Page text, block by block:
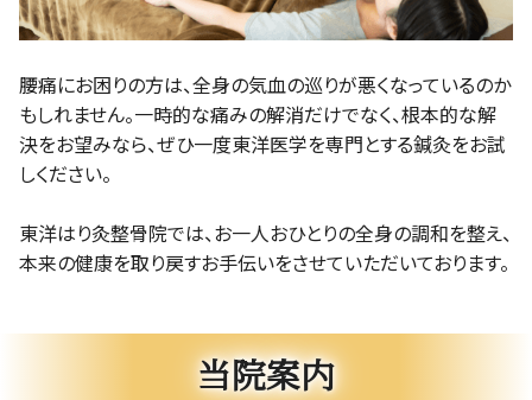
腰痛にお困りの方は、全身の気血の巡りが悪くなっているのか
もしれません。一時的な痛みの解消だけでなく、根本的な解
決をお望みなら、ぜひ一度東洋医学を専門とする鍼灸をお試
しください。
東洋はり灸整骨院では、お一人おひとりの全身の調和を整え、
本来の健康を取り戻すお手伝いをさせていただいております。
当院案内